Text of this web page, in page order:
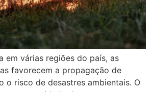
em várias regiões do país, as
favorecem a propagação de
o risco de desastres ambientais. O